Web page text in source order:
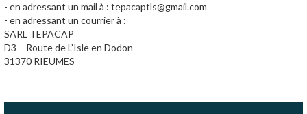
- en adressant un mail à : tepacaptls@gmail.com
- en adressant un courrier à :
SARL TEPACAP
D3 – Route de L’Isle en Dodon
31370 RIEUMES